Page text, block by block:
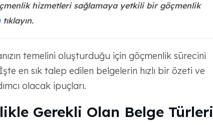
hizmetleri sağlamaya yetkili bir göçmenlik
tıklayın.
temelini oluşturduğu için göçmenlik sürecini
en sık talep edilen belgelerin hızlı bir özeti ve
olacak ipuçları.
Gerekli Olan Belge Türleri